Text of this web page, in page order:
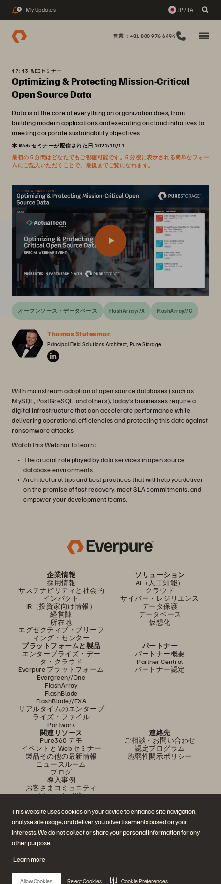
This website uses cookies on your device to enhance site navigation,
analyse site usage, and deliver you advertisements based on your
interests. We do not collect or share your personal information for any
other purpose.
Learn more
Allow Cookies Reject Cookies Cookie Preferences
1 My Updates JP / JA
営業：+81 800 976 6494
47:43 WEBセミナー
Optimizing & Protecting Mission-Critical
Open Source Data
Data is at the core of everything an organization does, from
building modern applications and executing on cloud initiatives to
meeting corporate sustainability objectives.
本 Web セミナーが配信された日 2022/10/11
最初の 5 分間はどなたでもご視聴可能です。5 分後に表示される簡単なフォー
ムにご記入いただくことで、最後までご覧になれます。
オープンソース・データベース FlashArray//X FlashArray//C
Thomas Stutesman
Principal Field Solutions Architect, Pure Storage
With mainstream adoption of open source databases (such as
MySQL, PostGreSQL, and others), today’s businesses require a
digital infrastructure that can accelerate performance while
delivering operational efficiencies and protecting this data against
ransomware attacks.
Watch this Webinar to learn:
The crucial role played by data services in open source
database environments.
Architectural tips and best practices that will help you deliver
on the promise of fast recovery, meet SLA commitments, and
empower your development teams.
企業情報
採用情報
サステナビリティと社会的
インパクト
IR（投資家向け情報）
経営陣
所在地
エグゼクティブ・ブリーフ
ィング・センター
ソリューション
AI（人工知能）
クラウド
サイバー・レジリエンス
データ保護
データベース
仮想化
プラットフォームと製品
エンタープライズ・デー
タ・クラウド
Everpure プラットフォーム
Evergreen//One
FlashArray
FlashBlade
FlashBlade//EXA
リアルタイムのエンタープ
ライズ・ファイル
Portworx
パートナー
パートナー概要
Partner Central
パートナー認定
関連リソース
Pure360 デモ
イベントと Web セミナー
製品その他の最新情報
ニュースルーム
ブログ
導入事例
お客さまコミュニティ
ナレッジ・用語
連絡先
ご相談・お問い合わせ
認定プログラム
脆弱性開示ポリシー
公式 SNS
是非フォローをお願いします！
© 2026 Everpure, Inc. 無断転用は禁止されています。